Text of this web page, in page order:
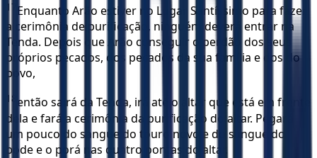
17 Enquanto Arão estiver no Lugar Santíssimo para fazer
a cerimônia de purificação, ninguém deverá entrar na
Tenda. Depois que Arão conseguir o perdão dos seus
próprios pecados, dos pecados da sua família e dos do
povo,
18 então sairá da Tenda, irá até o altar que está em frente
dela e fará a cerimônia da purificação do altar. Pegará
um pouco do sangue do touro novo e do sangue do
bode e o porá nas quatro pontas do altar.